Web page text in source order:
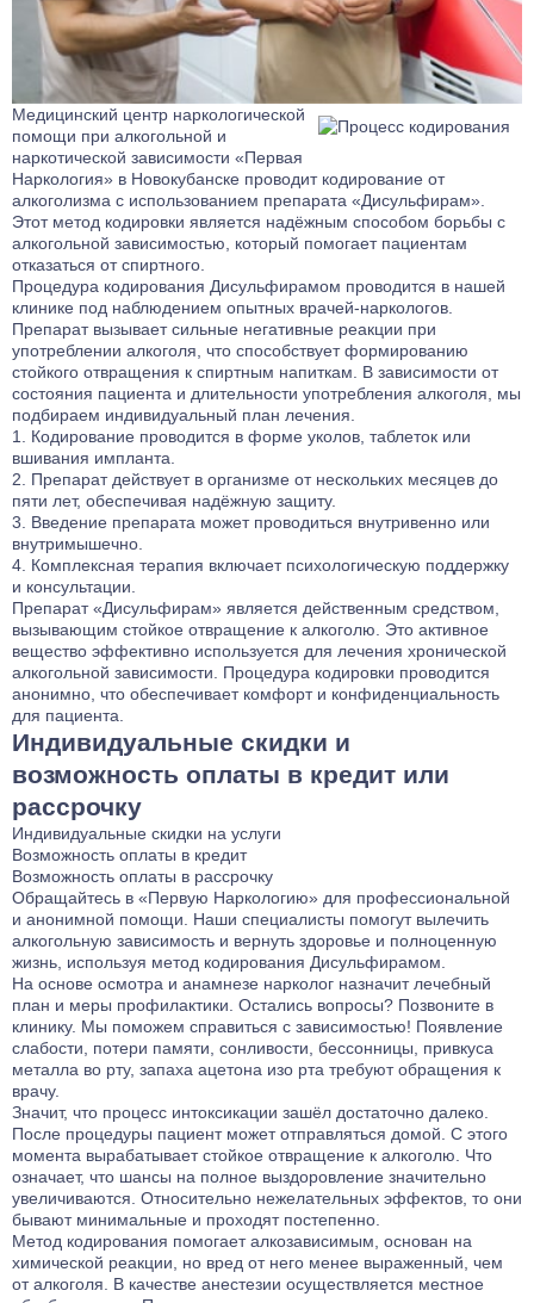
Медицинский центр наркологической
помощи при алкогольной и
наркотической зависимости «Первая
Наркология» в Новокубанске проводит кодирование от
алкоголизма с использованием препарата «Дисульфирам».
Этот метод кодировки является надёжным способом борьбы с
алкогольной зависимостью, который помогает пациентам
отказаться от спиртного.
Процедура кодирования Дисульфирамом проводится в нашей
клинике под наблюдением опытных врачей-наркологов.
Препарат вызывает сильные негативные реакции при
употреблении алкоголя, что способствует формированию
стойкого отвращения к спиртным напиткам. В зависимости от
состояния пациента и длительности употребления алкоголя, мы
подбираем индивидуальный план лечения.
Кодирование проводится в форме уколов, таблеток или
вшивания импланта.
Препарат действует в организме от нескольких месяцев до
пяти лет, обеспечивая надёжную защиту.
Введение препарата может проводиться внутривенно или
внутримышечно.
Комплексная терапия включает психологическую поддержку
и консультации.
Препарат «Дисульфирам» является действенным средством,
вызывающим стойкое отвращение к алкоголю. Это активное
вещество эффективно используется для лечения хронической
алкогольной зависимости. Процедура кодировки проводится
анонимно, что обеспечивает комфорт и конфиденциальность
для пациента.
Индивидуальные скидки и
возможность оплаты в кредит или
рассрочку
Индивидуальные скидки на услуги
Возможность оплаты в кредит
Возможность оплаты в рассрочку
Обращайтесь в «Первую Наркологию» для профессиональной
и анонимной помощи. Наши специалисты помогут вылечить
алкогольную зависимость и вернуть здоровье и полноценную
жизнь, используя метод кодирования Дисульфирамом.
На основе осмотра и анамнезе нарколог назначит лечебный
план и меры профилактики. Остались вопросы? Позвоните в
клинику. Мы поможем справиться с зависимостью! Появление
слабости, потери памяти, сонливости, бессонницы, привкуса
металла во рту, запаха ацетона изо рта требуют обращения к
врачу.
Значит, что процесс интоксикации зашёл достаточно далеко.
После процедуры пациент может отправляться домой. С этого
момента вырабатывает стойкое отвращение к алкоголю. Что
означает, что шансы на полное выздоровление значительно
увеличиваются. Относительно нежелательных эффектов, то они
бывают минимальные и проходят постепенно.
Метод кодирования помогает алкозависимым, основан на
химической реакции, но вред от него менее выраженный, чем
от алкоголя. В качестве анестезии осуществляется местное